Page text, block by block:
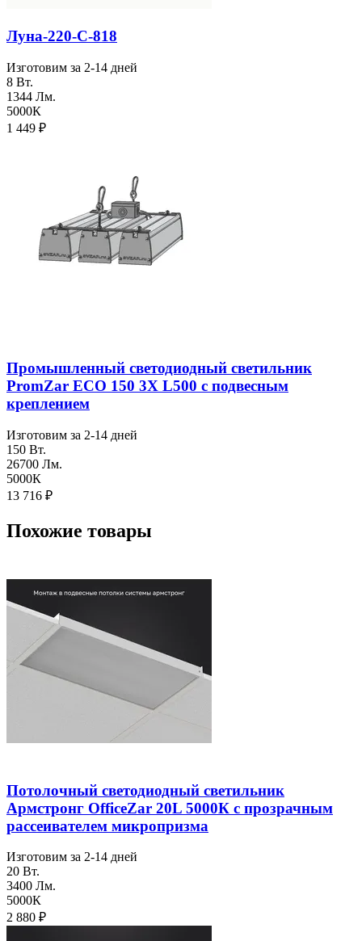
Луна-220-С-818
Изготовим за 2-14 дней
8 Вт.
1344 Лм.
5000К
1 449 ₽
Промышленный светодиодный светильник
PromZar ECO 150 3Х L500 с подвесным
креплением
Изготовим за 2-14 дней
150 Вт.
26700 Лм.
5000К
13 716 ₽
Похожие товары
Потолочный светодиодный светильник
Армстронг OfficeZar 20L 5000К с прозрачным
рассеивателем микропризма
Изготовим за 2-14 дней
20 Вт.
3400 Лм.
5000К
2 880 ₽